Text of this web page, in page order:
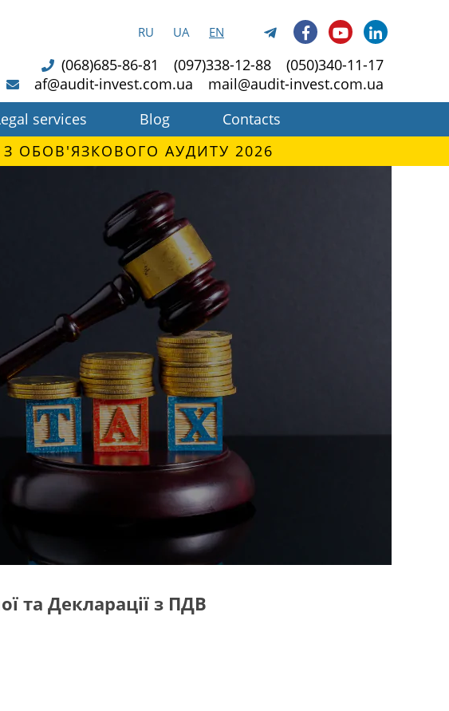
RU UA EN
(068)685-86-81 (097)338-12-88
(050)340-11-17
af@audit-invest.com.ua
mail@audit-invest.com.ua
services Blog
Contacts
ОБОВ'ЯЗКОВОГО АУДИТУ 2026
та Декларації з ПДВ